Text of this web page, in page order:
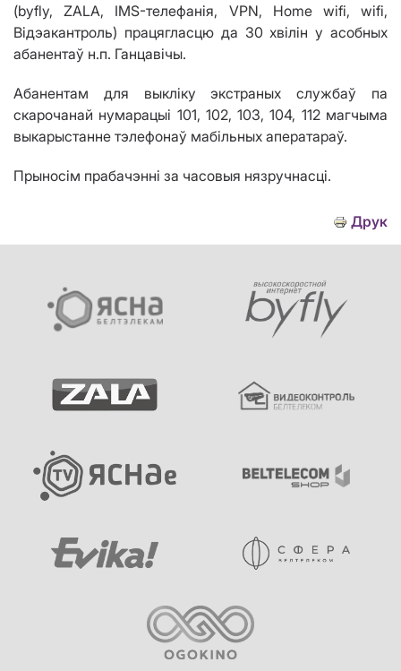
(byfly, ZALA, IMS-телефанія, VPN, Home wifi, wifi,
Відэакантроль) працягласцю да 30 хвіліну асобных
абанентаў н.п. Ганцавiчы.
Абанентам для выкліку экстраных службаў па
скарочанай нумарацыі 101, 102, 103, 104, 112 магчыма
выкарыстанне тэлефонаў мабільных аператараў.
Прыносім прабачэнні за часовыя нязручнасці.
Друк